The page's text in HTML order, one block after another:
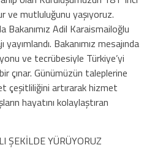
ve mutluluğunu yaşıyoruz.
Bakanımız Adil Karaismailoğlu
Bakanımız mesajında
ve tecrübesiyle Türkiye’yi
çınar. Günümüzün taleplerine
çeşitliliğini artırarak hizmet
hayatını kolaylaştıran
ŞEKİLDE YÜRÜYORUZ